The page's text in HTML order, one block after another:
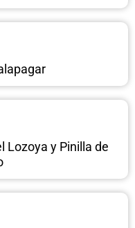
Lozoya y Pinilla de